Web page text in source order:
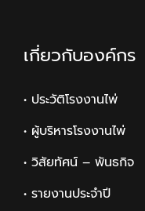
เกี่ยวกับองค์กร
• ประวัติโรงงานไพ่
• ผู้บริหารโรงงานไพ่
• วิสัยทัศน์ – พันธกิจ
• รายงานประจำปี